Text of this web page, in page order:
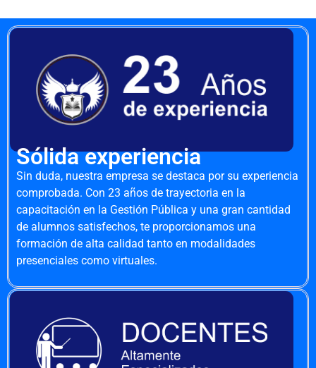
Sólida experiencia
Sin duda, nuestra empresa se destaca por su experiencia
comprobada. Con 23 años de trayectoria en la
capacitación en la Gestión Pública y una gran cantidad
de alumnos satisfechos, te proporcionamos una
formación de alta calidad tanto en modalidades
presenciales como virtuales.